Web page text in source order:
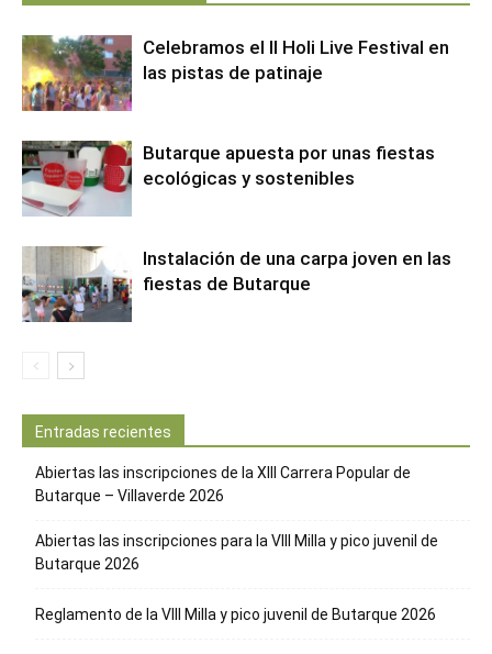
Celebramos el II Holi Live Festival en
las pistas de patinaje
Butarque apuesta por unas fiestas
ecológicas y sostenibles
Instalación de una carpa joven en las
fiestas de Butarque
Entradas recientes
Abiertas las inscripciones de la XIII Carrera Popular de
Butarque – Villaverde 2026
Abiertas las inscripciones para la VIII Milla y pico juvenil de
Butarque 2026
Reglamento de la VIII Milla y pico juvenil de Butarque 2026